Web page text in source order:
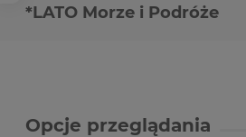
*LATO Morze i Podróże
Opcje przeglądania